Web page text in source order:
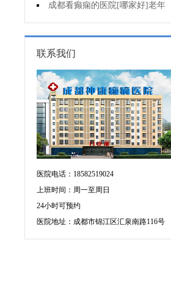
复发作的原因是啥?
成都看癫痫的医院[哪家好]老年
癫痫用药要注意什么?
联系我们
医院电话：18582519024
上班时间：周一至周日
24小时可预约
医院地址：成都市锦江区汇泉南路116号